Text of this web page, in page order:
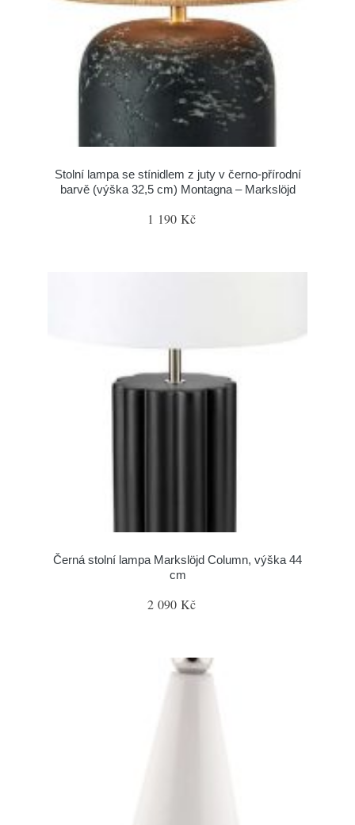
Stolní lampa se stínidlem z juty v černo-přírodní
barvě (výška 32,5 cm) Montagna – Markslöjd
1 190 Kč
Černá stolní lampa Markslöjd Column, výška 44
cm
2 090 Kč